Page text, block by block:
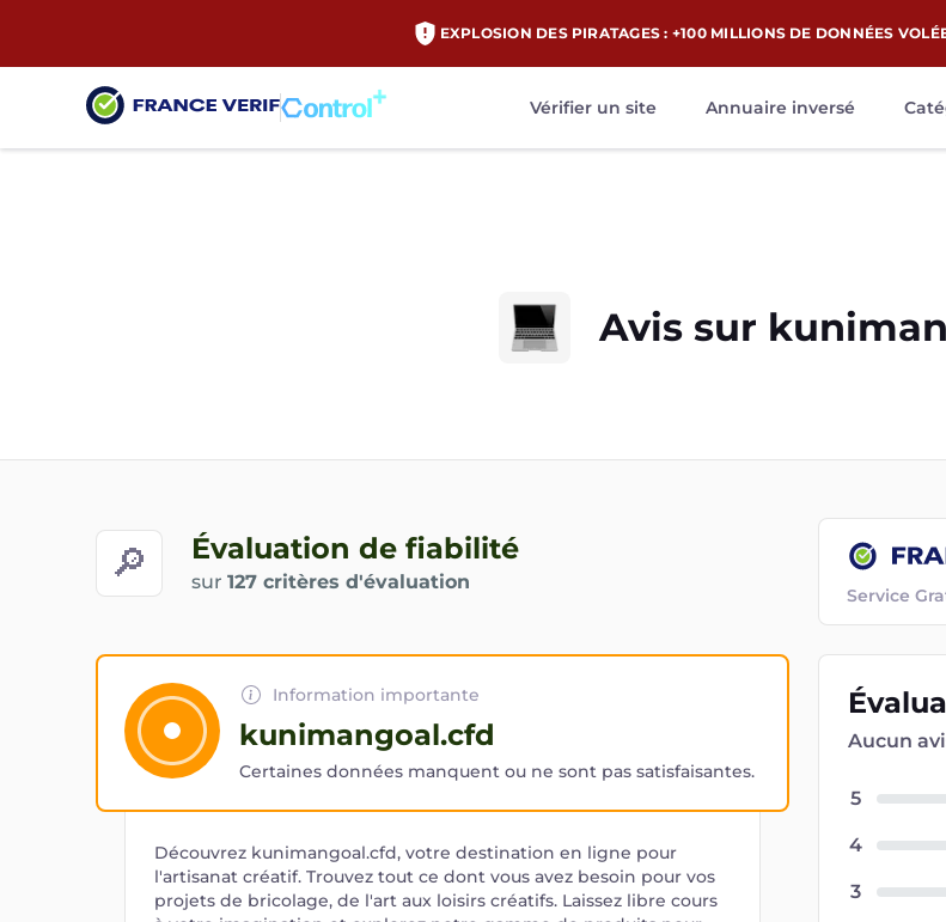
EXPLOSION DES PIRATAGES : +100 MILLIONS DE DONNÉES
Vérifier un site Annuaire inversé
Avis sur
🔎 Évaluation de fiabilité
sur 127 critères d'évaluation
Service
Information importante
kunimangoal.cfd
Certaines données manquent ou ne sont pas satisfaisantes.
Découvrez kunimangoal.cfd, votre destination en ligne pour
l'artisanat créatif. Trouvez tout ce dont vous avez besoin pour vos
projets de bricolage, de l'art aux loisirs créatifs. Laissez libre cours
Aucun
5
4
3